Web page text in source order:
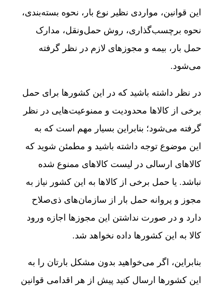
این قوانین، مواردی نظیر نوع بار، نحوه بسته‌بندی،
نحوه برچسب‌گذاری، روش حمل‌ونقل، مدارک
حمل بار، بیمه و مجوزهای لازم در نظر گرفته
می‌شود.
در نظر داشته باشید که در این کشورها برای حمل
برخی از کالاها محدودیت و ممنوعیت‌هایی در نظر
گرفته می‌شود؛ بنابراین بسیار مهم است که به
این موضوع توجه داشته باشید و مطمئن شوید که
کالاهای ارسالی در لیست کالاهای ممنوع شده
نباشد. یا حمل برخی از کالاها به این کشور نیاز به
مجوز و پروانه حمل بار از سازمان‌های ذی‌صلاح
دارد و در صورت نداشتن این مجوزها اجازه ورود
کالا به این کشورها داده نخواهد شد.
بنابراین، اگر می‌خواهید بدون مشکل بارتان را به
این کشورها ارسال کنید پیش از هر اقدامی قوانین